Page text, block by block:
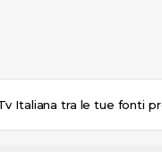
Italiana tra le tue fonti